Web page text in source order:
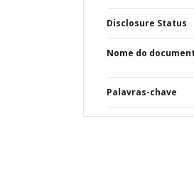
Disclosure Status
Nome do
Palavras-chave